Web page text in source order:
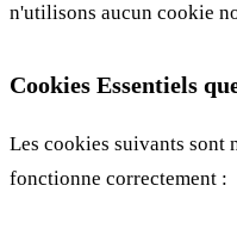
n'utilisons aucun cookie
Cookies Essentiels
Les cookies suivants sont
fonctionne correctement :